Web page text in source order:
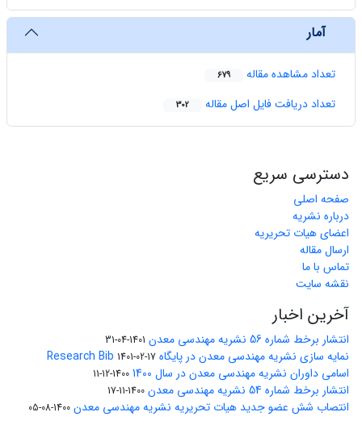
آمار
تعداد مشاهده مقاله 679
تعداد دریافت فایل اصل مقاله 302
دسترسی سریع
صفحه اصلی
درباره نشریه
اعضای هیات تحریریه
ارسال مقاله
تماس با ما
نقشه سایت
آخرین اخبار
انتشار برخط شماره 56 نشریه مهندسی معدن 1401-04-31
نمایه سازی نشریه مهندسی معدن در پایگاه Research Bib 1401-02-17
اسامی داوران نشریه مهندسی معدن در سال 1400 1400-12-11
انتشار برخط شماره 54 نشریه مهندسی معدن 1400-11-17
انتصاب شش عضو جدید هیات تحریریه نشریه مهندسی معدن 1400-08-05